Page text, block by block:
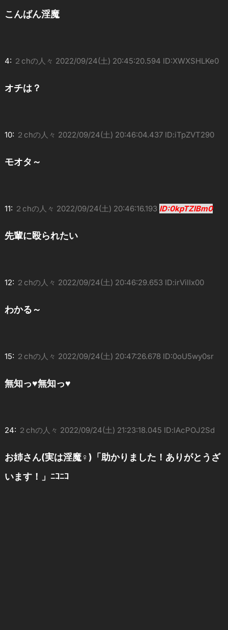
こんばん淫魔
4: ２chの人々 2022/09/24(土) 20:45:20.594 ID:XWXSHLKe0
オチは？
10: ２chの人々 2022/09/24(土) 20:46:04.437 ID:iTpZVT290
モオタ～
11: ２chの人々 2022/09/24(土) 20:46:16.193 ID:0kpTZIBm0
先輩に殴られたい
12: ２chの人々 2022/09/24(土) 20:46:29.653 ID:irVilIx00
わかる～
15: ２chの人々 2022/09/24(土) 20:47:26.678 ID:0oU5wy0sr
無知っ♥無知っ♥
24: ２chの人々 2022/09/24(土) 21:23:18.045 ID:lAcPOJ2Sd
お姉さん(実は淫魔♀)「助かりました！ありがとうざ
います！」ﾆｺﾆｺ